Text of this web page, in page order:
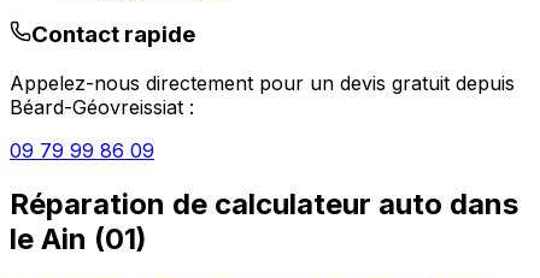
Contact rapide
Appelez-nous directement pour un devis gratuit depuis
Béard-Géovreissiat :
09 79 99 86 09
Réparation de calculateur auto dans
le Ain (01)